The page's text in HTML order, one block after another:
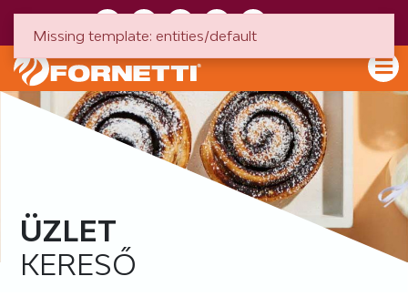
ÜZLET
KERESŐ
Missing template: entities/default